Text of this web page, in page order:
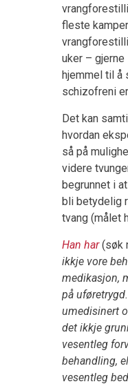
fleste
uker – gjerne
hjemmel til å
schizofreni
Det kan
hvordan
så på
videre
begrunnet i
bli betydelig
tvang (målet
Han har (søk
ikkje vore
medikasjon,
på
umedisinert
det ikkje
vesentleg
behandling,
vesentleg